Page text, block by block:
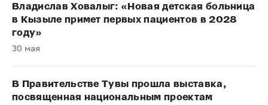
Владислав Ховалыг: «Новая детская больница
в Кызыле примет первых пациентов в 2028
году»
30 мая
В Правительстве Тувы прошла выставка,
посвященная национальным проектам